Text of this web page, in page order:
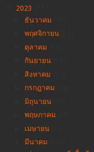
2023
ธันวาคม
พฤศจิกายน
ตุลาคม
กันยายน
สิงหาคม
กรกฎาคม
มิถุนายน
พฤษภาคม
เมษายน
มีนาคม